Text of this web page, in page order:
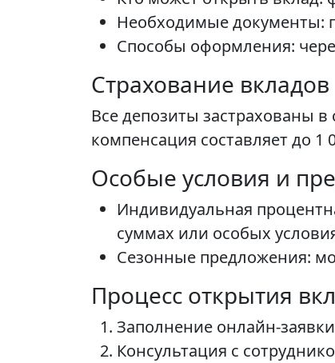
Необходимые документы:
Способы оформления:
Страхование вкладов
Все депозиты застрахованы
компенсация составляет до
Особые условия и
Индивидуальная
суммах или особых
Сезонные предложения:
Процесс открытия
Заполнение онлайн-
Консультация с